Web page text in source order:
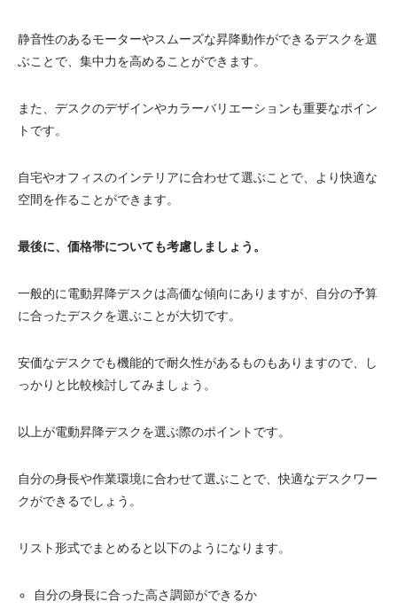
静音性のあるモーターやスムーズな昇降動作ができるデスクを選
ぶことで、集中力を高めることができます。
また、デスクのデザインやカラーバリエーションも重要なポイン
トです。
自宅やオフィスのインテリアに合わせて選ぶことで、より快適な
空間を作ることができます。
最後に、価格帯についても考慮しましょう。
一般的に電動昇降デスクは高価な傾向にありますが、自分の予算
に合ったデスクを選ぶことが大切です。
安価なデスクでも機能的で耐久性があるものもありますので、し
っかりと比較検討してみましょう。
以上が電動昇降デスクを選ぶ際のポイントです。
自分の身長や作業環境に合わせて選ぶことで、快適なデスクワー
クができるでしょう。
リスト形式でまとめると以下のようになります。
自分の身長に合った高さ調節ができるか